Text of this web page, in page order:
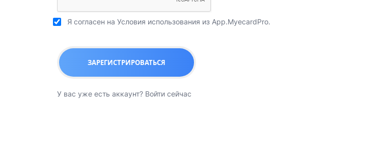
Я согласен на Условия использования из App.MyecardPro.
ЗАРЕГИСТРИРОВАТЬСЯ
У вас уже есть аккаунт? Войти сейчас